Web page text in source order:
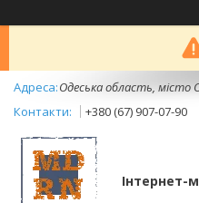
Одеська область, місто
+380 (67) 907-07-90
Інтернет-